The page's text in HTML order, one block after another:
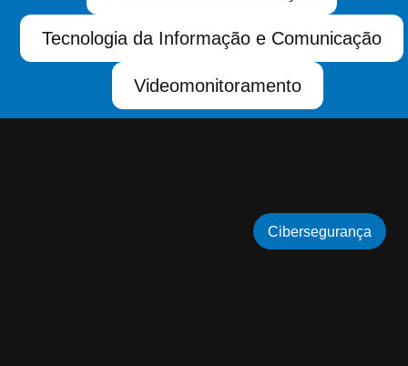
Tecnologia da Informação e Comunicação
Videomonitoramento
Cibersegurança